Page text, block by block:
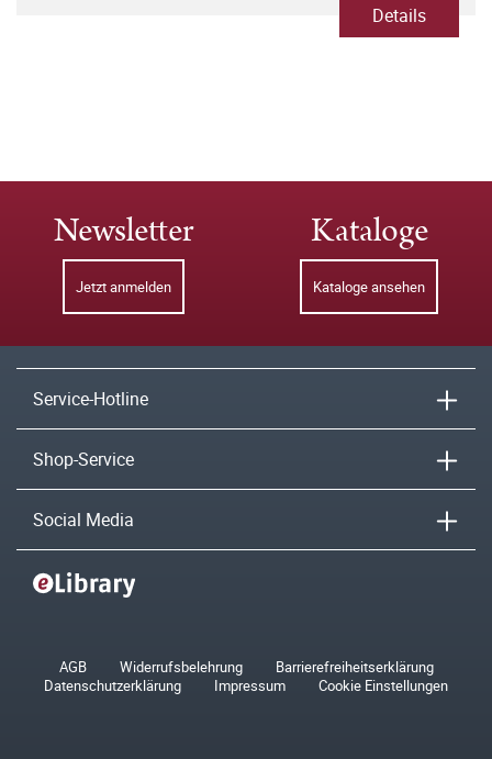
Details
Newsletter
Jetzt anmelden
Kataloge
Kataloge ansehen
Service-Hotline
Shop-Service
Social Media
AGB Widerrufsbelehrung
Barrierefreiheitserklärung
Datenschutzerklärung
Impressum Cookie Einstellungen